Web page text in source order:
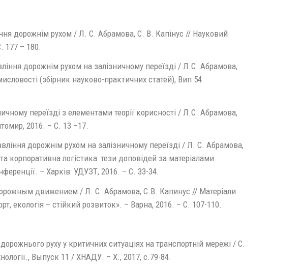
дорожнім рухом / Л. С. Абрамова, С. В. Капінус // Науковий
– 180.
дорожнім рухом на залізничному переїзді / Л.С. Абрамова,
(збірник науково-практичних статей), Вип 54
переїзді з елементами теорії корисності / Л.С. Абрамова,
2016. – С. 13 –17.
дорожнім рухом на залізничному переїзді / Л. С. Абрамова,
корпоративна логістика: тези доповідей за матеріалами
– Харків: УДУЗТ, 2016. – С. 33-34.
движением / Л. С. Абрамова, С.В. Капинус // Матеріали
екологія – стійкий розвиток». – Варна, 2016. – С. 107-110.
руху у критичних ситуаціях на транспортній мережі / С.
Выпуск 11 / ХНАДУ. – Х., 2017, с.79-84.